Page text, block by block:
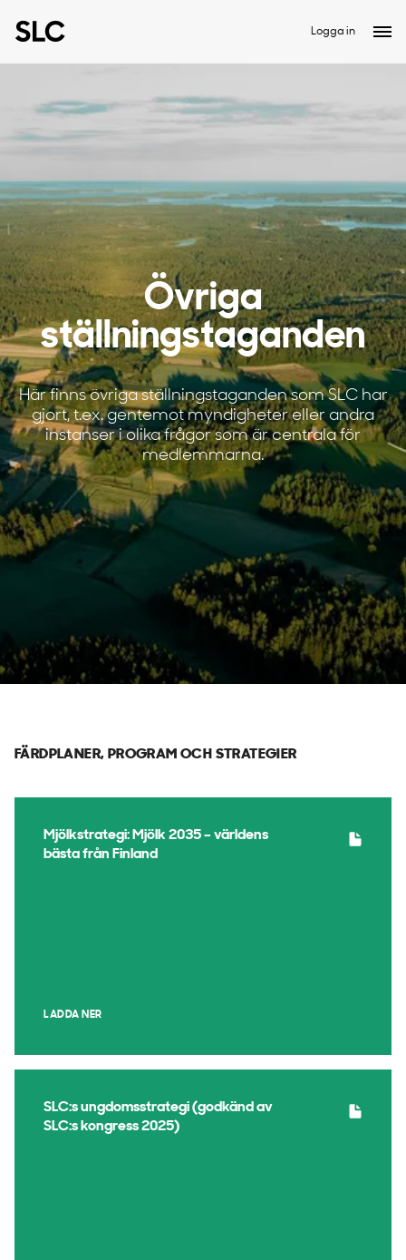
Logga in
Övriga
ställningstaganden
Här finns övriga ställningstaganden som SLC har
gjort, t.ex. gentemot myndigheter eller andra
instanser i olika frågor som är centrala för
medlemmarna.
FÄRDPLANER, PROGRAM OCH STRATEGIER
Mjölkstrategi: Mjölk 2035 – världens
bästa från Finland
LADDA NER
SLC:s ungdomsstrategi (godkänd av
SLC:s kongress 2025)